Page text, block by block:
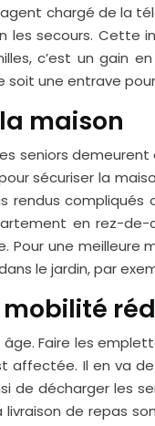
chargé de la
les secours.
c’est un gain
une entrave
maison
seniors
sécuriser la
compliqués
en rez-
Pour une
le jardin, par
mobilité
Faire les
Il en va
de décharger les
de repas